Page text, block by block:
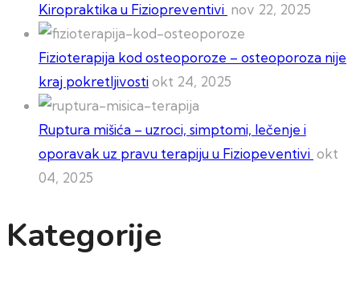
Kiropraktika u Fiziopreventivi nov 22, 2025
Fizioterapija kod osteoporoze – osteoporoza nije
kraj pokretljivostiokt 24, 2025
Ruptura mišića – uzroci, simptomi, lečenje i
oporavak uz pravu terapiju u Fiziopeventivi okt
04, 2025
Kategorije